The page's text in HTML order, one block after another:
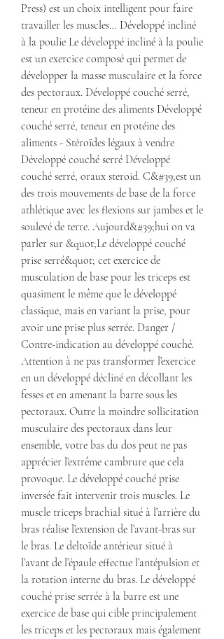
Press) est un choix intelligent pour faire
travailler les muscles… Développé incliné
à la poulie Le développé incliné à la poulie
est un exercice composé qui permet de
développer la masse musculaire et la force
des pectoraux. Développé couché serré,
teneur en protéine des aliments Développé
couché serré, teneur en protéine des
aliments - Stéroïdes légaux à vendre
Développé couché serré Développé
couché serré, oraux steroid. C&#39;est un
des trois mouvements de base de la force
athlétique avec les flexions sur jambes et le
soulevé de terre. Aujourd&#39;hui on va
parler sur &quot;Le développé couché
prise serré&quot; cet exercice de
musculation de base pour les triceps est
quasiment le même que le développé
classique, mais en variant la prise, pour
avoir une prise plus serrée. Danger /
Contre-indication au développé couché.
Attention à ne pas transformer l’exercice
en un développé décliné en décollant les
fesses et en amenant la barre sous les
pectoraux. Outre la moindre sollicitation
musculaire des pectoraux dans leur
ensemble, votre bas du dos peut ne pas
apprécier l’extrême cambrure que cela
provoque. Le développé couché prise
inversée fait intervenir trois muscles. Le
muscle triceps brachial situé à l’arrière du
bras réalise l’extension de l’avant-bras sur
le bras. Le deltoïde antérieur situé à
l’avant de l’épaule effectue l’antépulsion et
la rotation interne du bras. Le développé
couché prise serrée à la barre est une
exercice de base qui cible principalement
les triceps et les pectoraux mais également